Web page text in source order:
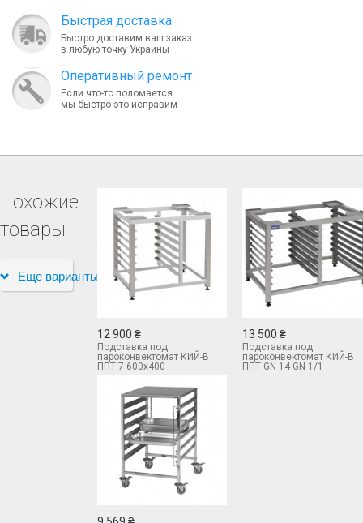
Быcтрая доставка
Быстро доставим ваш заказ
в любую точку Украины
Оперативный ремонт
Если что-то поломается
мы быстро это исправим
Похожие
товары
Еще варианты
12 900 ₴
Подставка под
пароконвектомат КИЙ-В
ППТ-7 600х400
13 500 ₴
Подставка под
пароконвектомат КИЙ-В
ППТ-GN-14 GN 1/1